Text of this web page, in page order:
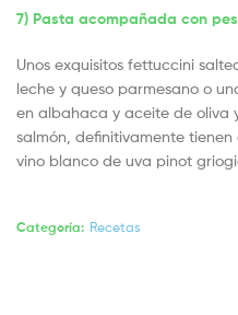
7) Pasta acompañada con
Unos exquisitos fettuccini
leche y queso parmesano o
en albahaca y aceite de oliva
salmón, definitivamente
vino blanco de uva pinot
Categoría: Recetas